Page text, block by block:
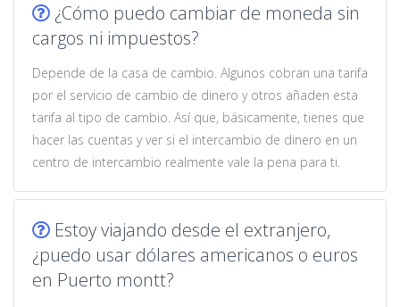
¿Cómo puedo cambiar de moneda sin
cargos ni impuestos?
Depende de la casa de cambio. Algunos cobran una tarifa
por el servicio de cambio de dinero y otros añaden esta
tarifa al tipo de cambio. Así que, básicamente, tienes que
hacer las cuentas y ver si el intercambio de dinero en un
centro de intercambio realmente vale la pena para ti.
Estoy viajando desde el extranjero,
¿puedo usar dólares americanos o euros
en Puerto montt?